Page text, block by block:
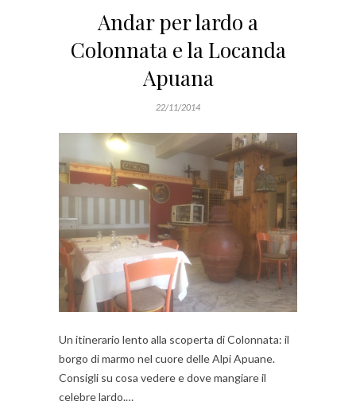
Andar per lardo a
Colonnata e la Locanda
Apuana
22/11/2014
Un itinerario lento alla scoperta di Colonnata: il
borgo di marmo nel cuore delle Alpi Apuane.
Consigli su cosa vedere e dove mangiare il
celebre lardo.…